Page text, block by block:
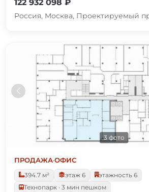
122 932 098 ₽
Россия, Москва, Проектируемый
3 фото
ПРОДАЖА·ОФИС
394.7 м²
этаж 6
этажность 6
Технопарк · 3 мин пешком